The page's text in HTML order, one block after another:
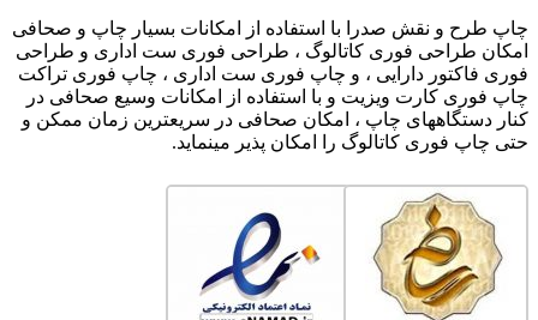
چاپ طرح و نقش صدرا با استفاده از امکانات بسیار چاپ و صحافی
امکان طراحی فوری کاتالوگ ، طراحی فوری ست اداری و طراحی
فوری فاکتور دارایی ، و چاپ فوری ست اداری ، چاپ فوری تراکت
چاپ فوری کارت ویزیت و با استفاده از امکانات وسیع صحافی در
کنار دستگاههای چاپ ، امکان صحافی در سریعترین زمان ممکن و
حتی چاپ فوری کاتالوگ را امکان پذیر مینماید.